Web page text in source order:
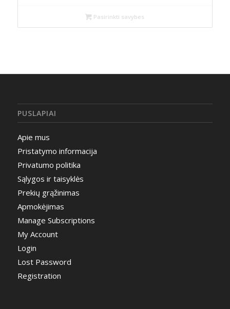
Pasirinkti savybes
PUSLAPIAI
Apie mus
Pristatymo informacija
Privatumo politika
Sąlygos ir taisyklės
Prekių grąžinimas
Apmokėjimas
Manage Subscriptions
My Account
Login
Lost Password
Registration